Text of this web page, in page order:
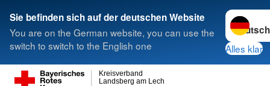
Sie befinden sich auf der deutschen Website
You are on the German website, you can use the
switch to switch to the English one
Sprache
Alles klar
Landsberg am Lech
Kreisverband
Suche